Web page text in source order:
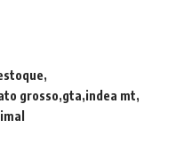
grosso gta indea mt